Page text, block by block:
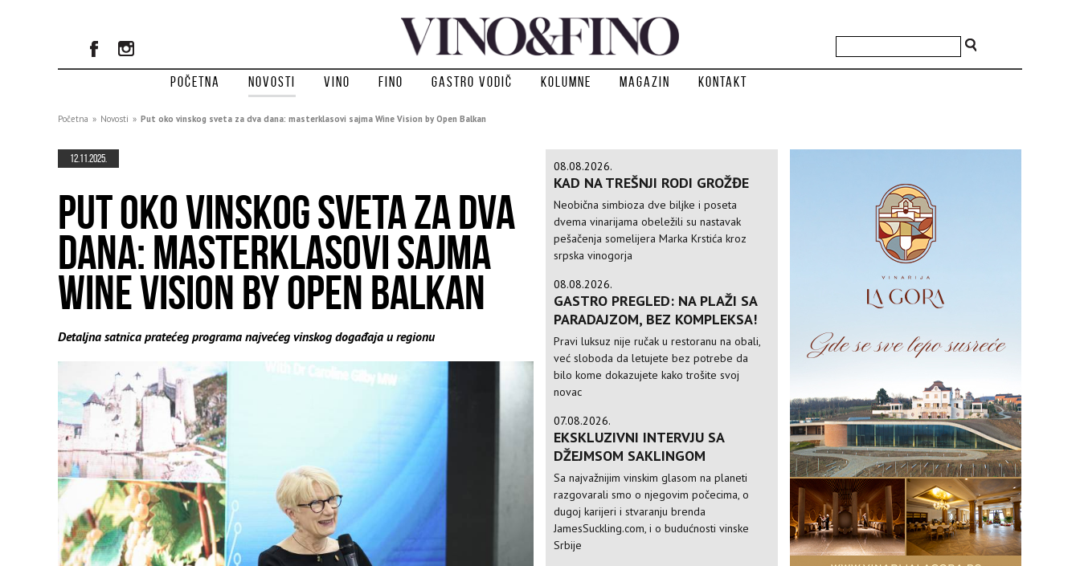
Početna Novosti Vino Fino Gastro vodič Kolumne Magazin Kontakt
Početna » Novosti » Put oko vinskog sveta za dva dana: masterklasovi sajma Wine Vision by Open Balkan
12.11.2025.
PUT OKO VINSKOG SVETA ZA DVA
DANA: MASTERKLASOVI SAJMA
WINE VISION BY OPEN BALKAN
Detaljna satnica pratećeg programa najvećeg vinskog događaja u regionu
08.08.2026.
KAD NA TREŠNJI RODI GROŽĐE
Neobična simbioza dve biljke i poseta
dvema vinarijama obeležili su nastavak
pešačenja somelijera Marka Krstića kroz
srpska vinogorja
08.08.2026.
GASTRO PREGLED: NA PLAŽI SA
PARADAJZOM, BEZ KOMPLEKSA!
Pravi luksuz nije ručak u restoranu na obali,
već sloboda da letujete bez potrebe da
bilo kome dokazujete kako trošite svoj
novac
07.08.2026.
EKSKLUZIVNI INTERVJU SA
DŽEJMSOM SAKLINGOM
Sa najvažnijim vinskim glasom na planeti
razgovarali smo o njegovim počecima, o
dugoj karijeri i stvaranju brenda
JamesSuckling.com, i o budućnosti vinske
Srbije